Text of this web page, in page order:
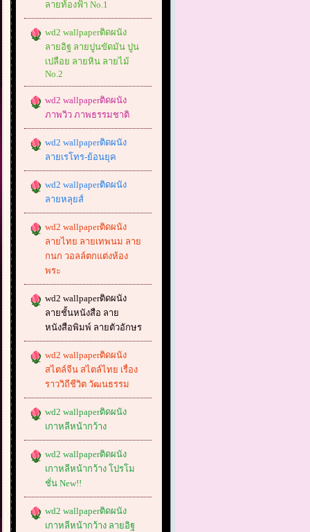
ลายท้องฟ้า No.1
wd2 wallpaperติดผนัง
ลายอิฐ ลายปูนขัดมัน ปูน
เปลือย ลายหิน ลายไม้
No.2
wd2 wallpaperติดผนัง
ภาพวิว ภาพธรรมชาติ
wd2 wallpaperติดผนัง
ลายเรโทร-ย้อนยุค
wd2 wallpaperติดผนัง
ลายหลุยส์
wd2 wallpaperติดผนัง
ลายไทย ลายเทพนม ลาย
กนก วอลล์ตกแต่งห้อง
พระ
wd2 wallpaperติดผนัง
ลายชั้นหนังสือ ลาย
หนังสือพิมพ์ ลายตัวอักษร
wd2 wallpaperติดผนัง
สไตล์จีน สไตล์ไทย เรื่อง
ราววิถีชีวิต วัฒนธรรม
wd2 wallpaperติดผนัง
เกาหลีหน้ากว้าง
wd2 wallpaperติดผนัง
เกาหลีหน้ากว้าง โปรโม
ชั่น New!!
wd2 wallpaperติดผนัง
เกาหลีหน้ากว้าง ลายอิฐ